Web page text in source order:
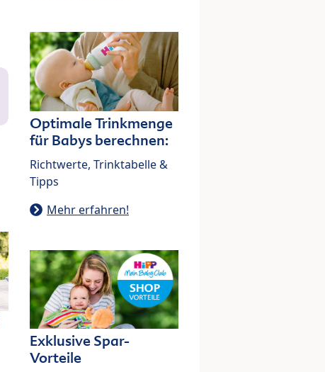
Optimale Trinkmenge
für Babys berechnen:
Richtwerte, Trinktabelle &
Tipps
Mehr erfahren!
Exklusive Spar-
Vorteile